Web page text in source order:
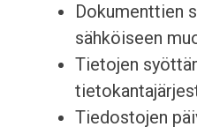
Dokumenttien
sähköiseen
Tietojen
Tiedostojen